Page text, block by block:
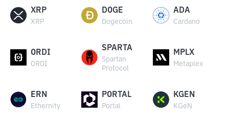
XRP
XRP
DOGE
Dogecoin
ADA
Cardano
ORDI
ORDI
SPARTA
Spartan
Protocol
MPLX
Metaplex
ERN
Ethernity
PORTAL
Portal
KGEN
KGeN